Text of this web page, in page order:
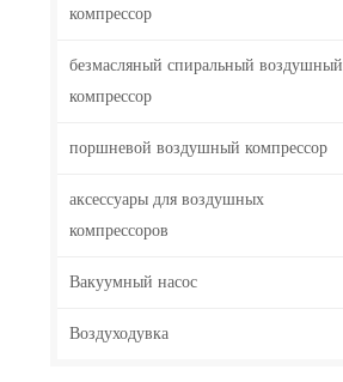
компрессор
безмасляный спиральный воздушный
компрессор
поршневой воздушный компрессор
аксессуары для воздушных
компрессоров
Вакуумный насос
Воздуходувка